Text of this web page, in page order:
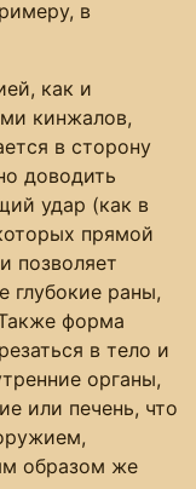
в
как и
кинжалов,
в сторону
доводить
удар (как в
прямой
позволяет
глубокие раны,
форма
в тело и
органы,
или печень, что
образом же